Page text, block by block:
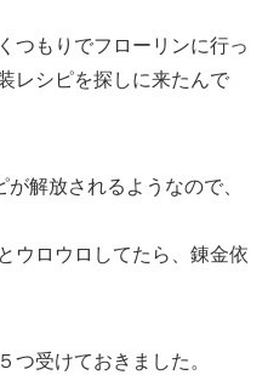
つもりでフローリンに行っ
レシピを探しに来たんで
解放されるようなので、
ウロウロしてたら、錬金依
つ受けておきました。